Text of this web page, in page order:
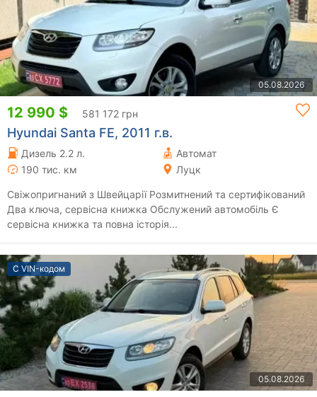
05.08.2026
12 990 $ 581 172 грн
Hyundai Santa FE, 2011 г.в.
Дизель 2.2 л.
Автомат
190 тис. км
Луцк
Свіжопригнаний з Швейцарії Розмитнений та сертифікований
Два ключа, сервісна книжка Обслужений автомобіль Є
сервісна книжка та повна історія...
С VIN-кодом
05.08.2026